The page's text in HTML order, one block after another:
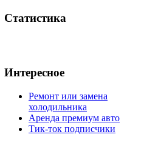
Статистика
Интересное
Ремонт или замена
холодильника
Аренда премиум авто
Тик-ток подписчики